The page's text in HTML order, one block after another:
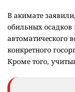
В акимате
обильных осадков
автоматического
конкретного
Кроме того,